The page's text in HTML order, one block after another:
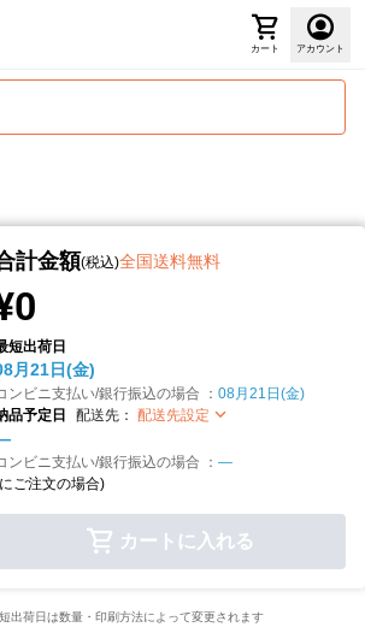
カート アカウント
計金額(税込)全国送料無料
短出荷日
月21日(金)
ンビニ支払い/銀行振込の場合 ： 08月21日(金)
品予定日
配送先： 配送先設定
ンビニ支払い/銀行振込の場合 ： —
にご注文の場合)
カートに入れる
出荷日は数量・印刷方法によって変更されます